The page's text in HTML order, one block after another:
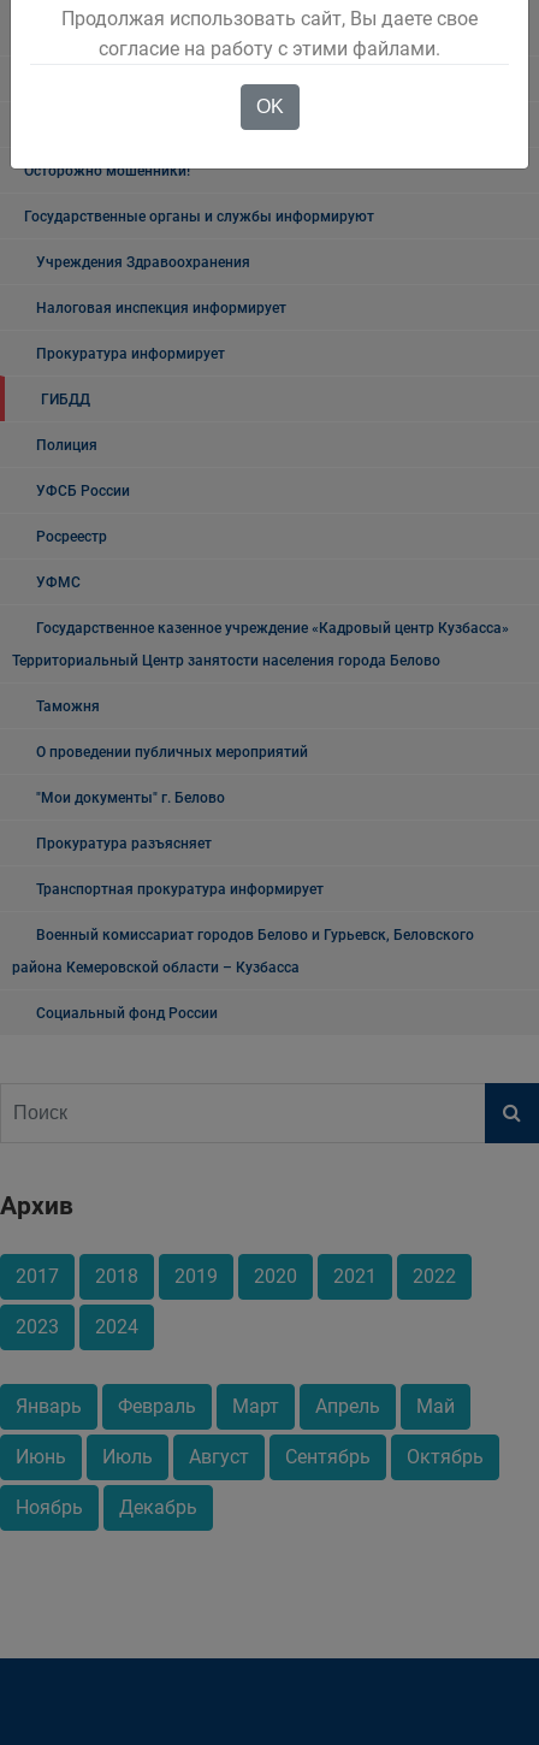
Беловского городского округа
Осторожно мошенники!
Государственные органы и службы информируют
Учреждения Здравоохранения
Налоговая инспекция информирует
Прокуратура информирует
ГИБДД
Полиция
УФСБ России
Росреестр
УФМС
Государственное казенное учреждение «Кадровый центр Кузбасса»
Территориальный Центр занятости населения города Белово
Таможня
О проведении публичных мероприятий
"Мои документы" г. Белово
Прокуратура разъясняет
Транспортная прокуратура информирует
Военный комиссариат городов Белово и Гурьевск, Беловского
района Кемеровской области – Кузбасса
Социальный фонд России
Архив
2017 2018 2019 2020 2021 2022
2023 2024
Январь Февраль Март Апрель Май
Июнь Июль Август Сентябрь Октябрь
Ноябрь Декабрь
Продолжая использовать сайт, Вы даете свое
согласие на работу с этими файлами.
OK